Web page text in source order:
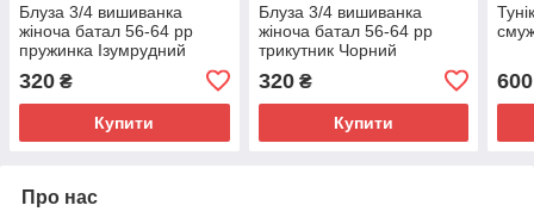
Блуза 3/4 вишиванка
жіноча батал 56-64 рр
пружинка Ізумрудний
320 ₴
Купити
Блуза 3/4 вишиванка
жіноча батал 56-64 рр
трикутник Чорний
320₴
Купити
600
Про нас